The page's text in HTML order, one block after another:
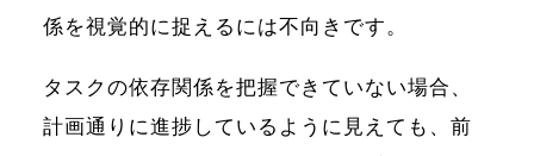
係を視覚的に捉えるには不向きです。
タスクの依存関係を把握できていない場合、
計画通りに進捗しているように見えても、前